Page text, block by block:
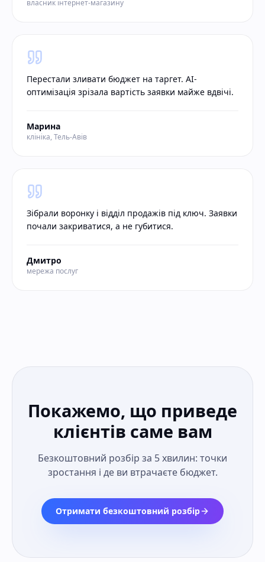
власник інтернет-магазину
Перестали зливати бюджет на таргет. AI-
оптимізація зрізала вартість заявки майже вдвічі.
Марина
клініка, Тель-Авів
Зібрали воронку і відділ продажів під ключ. Заявки
почали закриватися, а не губитися.
Дмитро
мережа послуг
Покажемо, що приведе
клієнтів саме вам
Безкоштовний розбір за 5 хвилин: точки
зростання і де ви втрачаєте бюджет.
Отримати безкоштовний розбір